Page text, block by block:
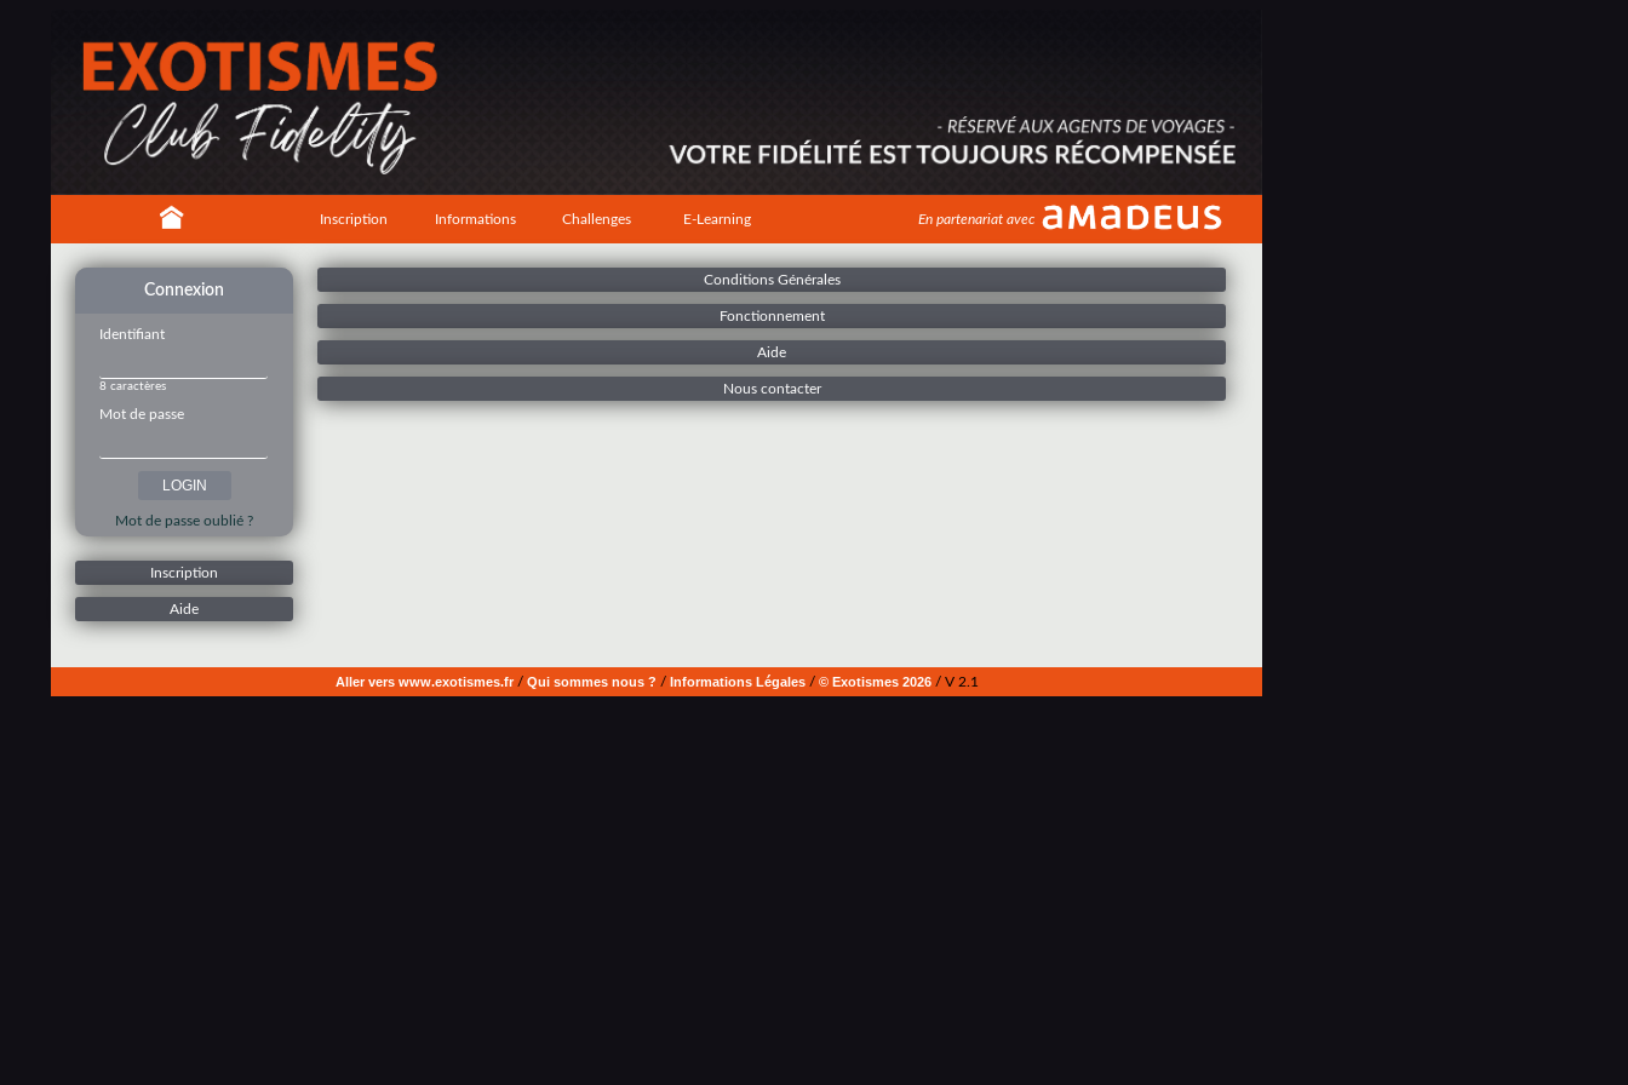
Inscription Informations Challenges E-Learning En partenariat avec
Connexion
Identifiant
8 caractères
Mot de passe
Mot de passe oublié ?
Inscription
Aide
Conditions Générales
Fonctionnement
Aide
Nous contacter
Aller vers www.exotismes.fr/ Qui sommes nous ? / Informations Légales/ © Exotismes 2026/ V 2.1